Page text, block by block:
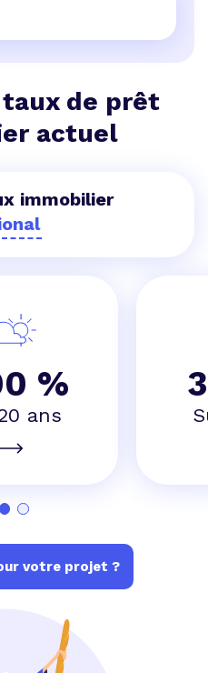
de prêt
actuel
immobilier
%
ans
votre projet ?